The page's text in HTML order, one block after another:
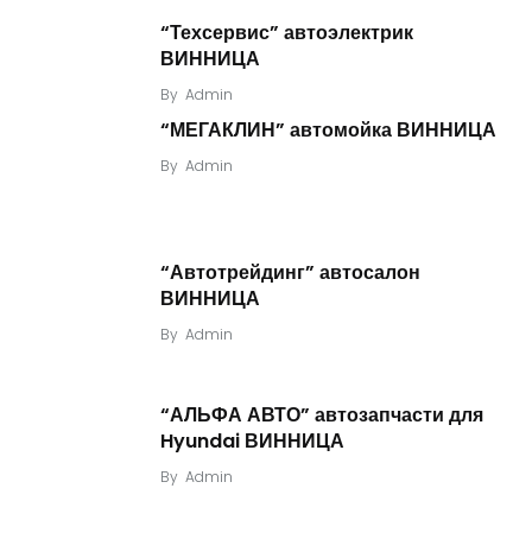
“Техсервис” автоэлектрик
ВИННИЦА
By Admin
“МЕГАКЛИН” автомойка ВИННИЦА
By Admin
“Автотрейдинг” автосалон
ВИННИЦА
By Admin
“АЛЬФА АВТО” автозапчасти для
Hyundai ВИННИЦА
By Admin